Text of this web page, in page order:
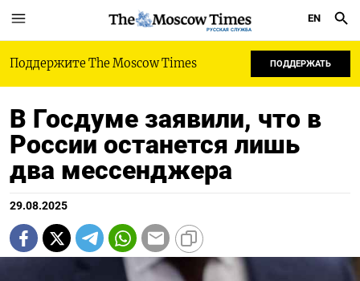
РУССКАЯ СЛУЖБА
EN
Поддержите The Moscow Times ПОДДЕРЖАТЬ
В Госдуме заявили, что в
России останется лишь
два мессенджера
29.08.2025